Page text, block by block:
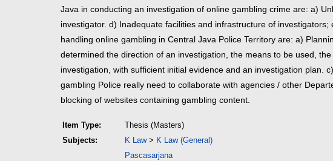
Java in conducting an investigation of online gambling crime are: a)
investigator. d) Inadequate facilities and infrastructure of
handling online gambling in Central Java Police Territory are: a)
determined the direction of an investigation, the means to be used,
investigation, with sufficient initial evidence and an investigation plan.
gambling Police really need to collaborate with agencies / other
blocking of websites containing gambling content.
Item Type:
Thesis (Masters)
Subjects:
K Law> K Law (General)
Pascasarjana